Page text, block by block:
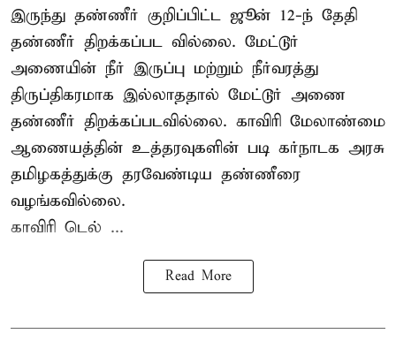
இருந்து தண்ணீர் குறிப்பிட்ட ஜூன் 12-ந் தேதி
தண்ணீர் திறக்கப்பட வில்லை. மேட்டூர்
அணையின் நீர் இருப்பு மற்றும் நீர்வரத்து
திருப்திகரமாக இல்லாததால் மேட்டூர் அணை
தண்ணீர் திறக்கப்படவில்லை. காவிரி மேலாண்மை
ஆணையத்தின் உத்தரவுகளின் படி கர்நாடக அரசு
தமிழகத்துக்கு தரவேண்டிய தண்ணீரை
வழங்கவில்லை.
காவிரி டெல் ...
Read More